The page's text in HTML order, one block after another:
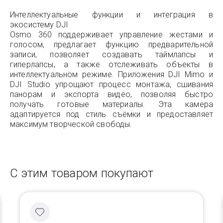
Интеллектуальные функции и интеграция в
экосистему DJI
Osmo 360 поддерживает управление жестами и
голосом, предлагает функцию предварительной
записи, позволяет создавать таймлапсы и
гиперлапсы, а также отслеживать объекты в
интеллектуальном режиме. Приложения DJI Mimo и
DJI Studio упрощают процесс монтажа, сшивания
панорам и экспорта видео, позволяя быстро
получать готовые материалы. Эта камера
адаптируется под стиль съёмки и предоставляет
максимум творческой свободы.
С этим товаром покупают